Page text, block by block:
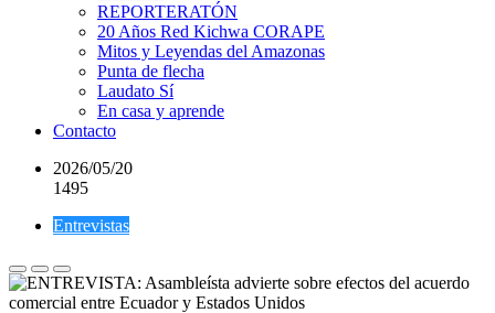
REPORTERATÓN
20 Años Red Kichwa CORAPE
Mitos y Leyendas del Amazonas
Punta de flecha
Laudato Sí
En casa y aprende
Contacto
2026/05/20
1495
Entrevistas